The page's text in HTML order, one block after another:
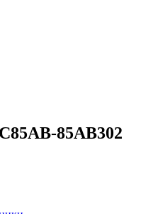
85AB302